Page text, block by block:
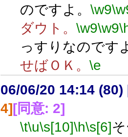
のですよ。 \w9
ダウト。 \w9\w9
っすりなのです
せばＯＫ。 \e
06/06/20 14:14 (80)
4][同意: 2]
\t\u\s[10]\h\s[6]